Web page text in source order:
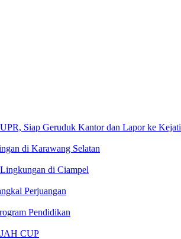
Siap Geruduk Kantor dan Lapor ke Kejati
di Karawang Selatan
di Ciampel
Perjuangan
Pendidikan
CUP